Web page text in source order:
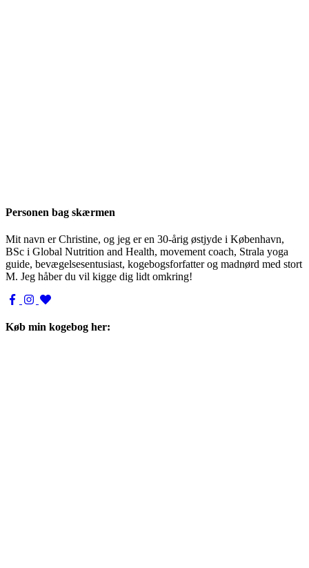
Personen bag skærmen
Mit navn er Christine, og jeg er en 30-årig østjyde i København,
BSc i Global Nutrition and Health, movement coach, Strala yoga
guide, bevægelsesentusiast, kogebogsforfatter og madnørd med stort
M. Jeg håber du vil kigge dig lidt omkring!
Køb min kogebog her: